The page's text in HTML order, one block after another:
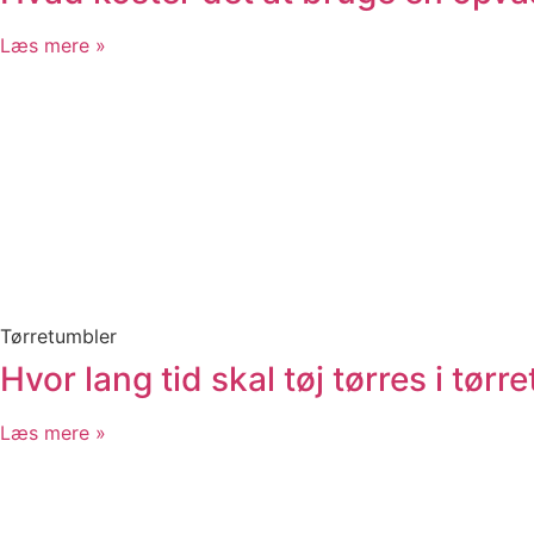
Læs mere »
Tørretumbler
Hvor lang tid skal tøj tørres i
Læs mere »